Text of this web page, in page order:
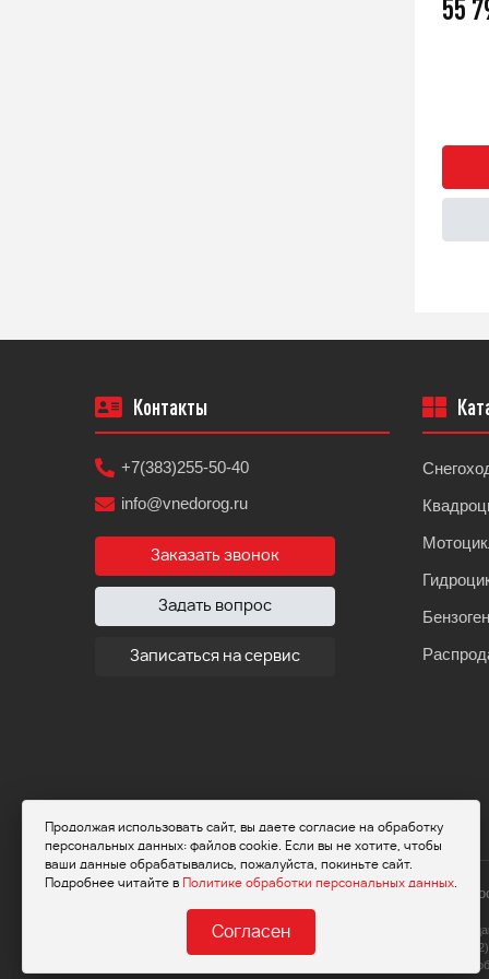
Продолжая использовать сайт, вы даете согласие на обработку
персональных данных: файлов cookie. Если вы не хотите, чтобы
ваши данные обрабатывались, пожалуйста, покиньте сайт.
Подробнее читайте в
Политике обработки персональных данных
Согласен
55
Контакты
+7(383)255-50-40
info@vnedorog.ru
Заказать звонок
Задать вопрос
Записаться на сервис
© 2026
Обращаем ваше внимание на то, что
определяемой положениями Статьи
пожалуйста,